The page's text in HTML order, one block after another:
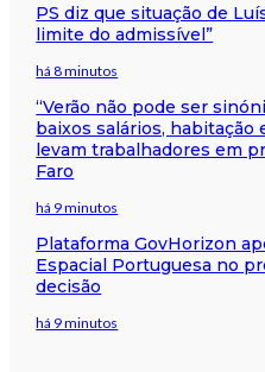
PS diz que situação de
limite do admissível”
há 8 minutos
“Verão não pode ser
baixos salários, habitação
levam trabalhadores em
Faro
há 9 minutos
Plataforma GovHorizon
Espacial Portuguesa no
decisão
há 9 minutos